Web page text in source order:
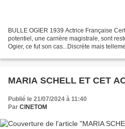
BULLE OGIER 1939 Actrice Française
potentiel, une carrière magistrale, sont
Ogier, ce fut son cas...Discrète mais
MARIA SCHELL ET CET
Publié le 21/07/2024 à 11:40
Par CINETOM